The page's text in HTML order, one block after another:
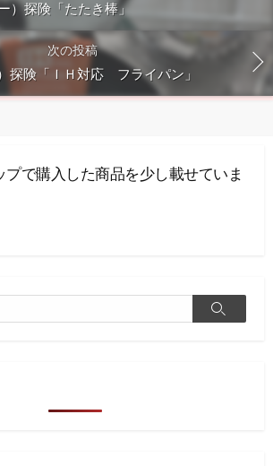
）探険「たたき棒」
次の投稿
探険「ＩＨ対応 フライパン」
プで購入した商品を少し載せていま
検